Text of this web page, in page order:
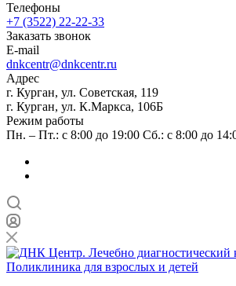
Телефоны
+7 (3522) 22-22-33
Заказать звонок
E-mail
dnkcentr@dnkcentr.ru
Адрес
г. Курган, ул. Советская, 119
г. Курган, ул. К.Маркса, 106Б
Режим работы
Пн. – Пт.: с 8:00 до 19:00 Сб.: с 8:00 до